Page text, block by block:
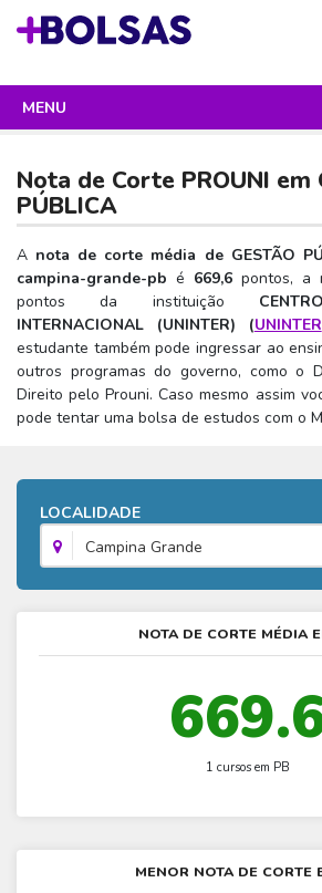
Sua mochila está vazia!
MENU
ENEM
Enem 2026 - Tudo o que você precisa
Enem – O que é
Enem – Quem pode fazer
Enem – Para que serve
Enem – Como se preparar
Enem – Cartilha redação
Hora do Enem – O que é
Enem – Gabarito oficial
SISU
Sisu 2026 – Tudo o que você precisa
SISU – O que é
SISU – Quem pode participar
SISU – Como se inscrever
SISU – Universidades participantes
SISU - Simulador
PROUNI
Prouni 2026 – Tudo o que você
Prouni – O que é
Prouni – Quem pode participar
Prouni – Lista de espera
Prouni - Universidades participantes
Prouni – Simulador
FIES
Fies e P-Fies 2026 – Tudo o que você
Fies – O que é
Fies – Como fazer a inscrição
Fies e Prouni – Diferença
Fies - Simulador
PRONATEC
SISUTEC
ENARE
Nota de Corte PROUNI em
PÚBLICA
A nota de corte média de GESTÃO
campina-grande-pb é 669,6 pontos, a
pontos da instituição
INTERNACIONAL (UNINTER) (UNINTER
estudante também pode ingressar ao
outros programas do governo, como o
Direito pelo Prouni. Caso mesmo assim
pode tentar uma bolsa de estudos com o
LOCALIDADE
Campina Grande
NOTA DE CORTE MÉDIA
1 cursos em PB
MENOR NOTA DE CORTE